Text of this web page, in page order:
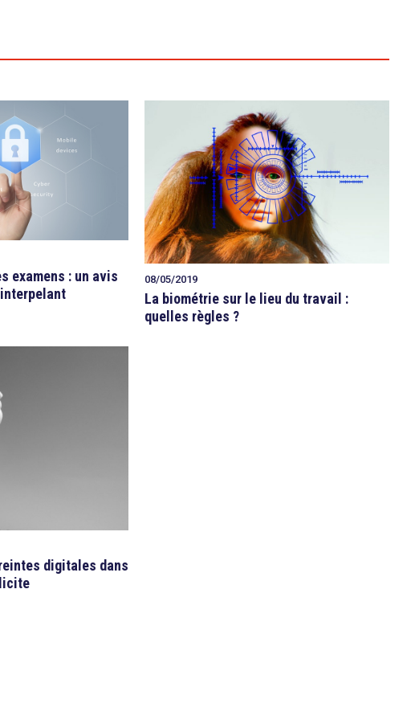
examens : un avis
08/05/2019
La biométrie sur le lieu du travail :
quelles règles ?
digitales dans